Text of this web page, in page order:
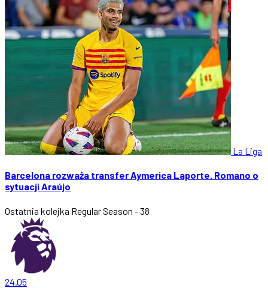
La Liga
Barcelona rozważa transfer Aymerica Laporte. Romano o
sytuacji Araújo
Ostatnia kolejka Regular Season - 38
24.05